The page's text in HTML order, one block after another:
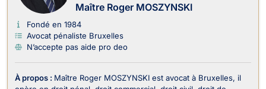
E
Maître Roger MOSZYNSKI
Fondé en 1984
Avocat pénaliste Bruxelles
N’accepte pas aide pro deo
À propos : Maître Roger MOSZYNSKI est avocat à Bruxelles, il